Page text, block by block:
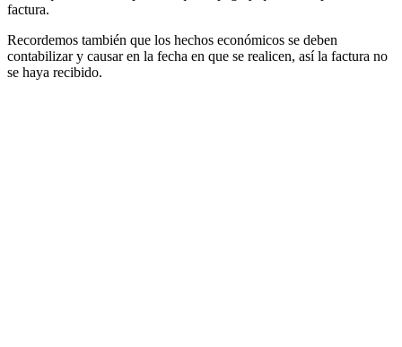
factura.
Recordemos también que los hechos económicos se deben
contabilizar y causar en la fecha en que se realicen, así la factura no
se haya recibido.